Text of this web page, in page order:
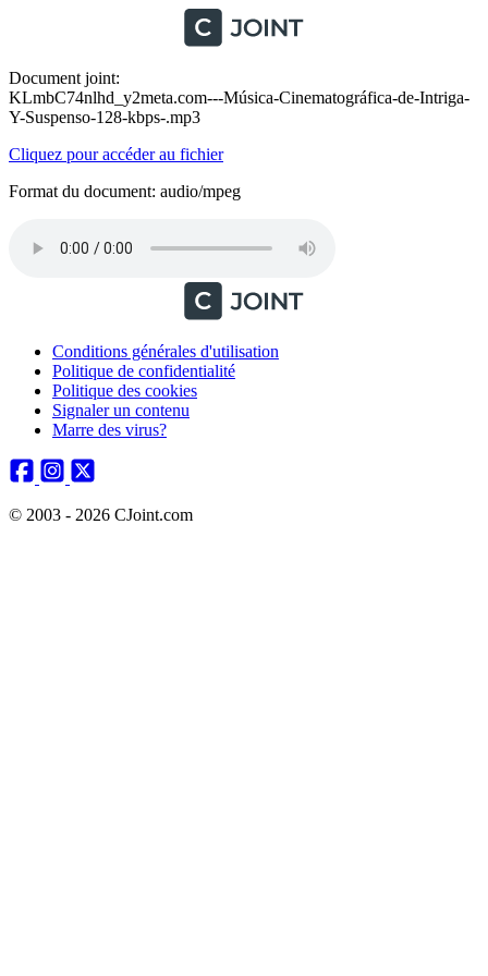
Document joint:
KLmbC74nlhd_y2meta.com---Música-Cinematográfica-de-Intriga-
Y-Suspenso-128-kbps-.mp3
Cliquez pour accéder au fichier
Format du document: audio/mpeg
Conditions générales d'utilisation
Politique de confidentialité
Politique des cookies
Signaler un contenu
Marre des virus?
© 2003 - 2026 CJoint.com